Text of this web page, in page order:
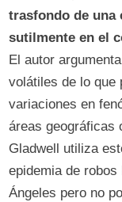
trasfondo de una
sutilmente en el
El autor
volátiles de lo que
variaciones en
áreas geográficas
Gladwell utiliza
epidemia de
Ángeles pero no